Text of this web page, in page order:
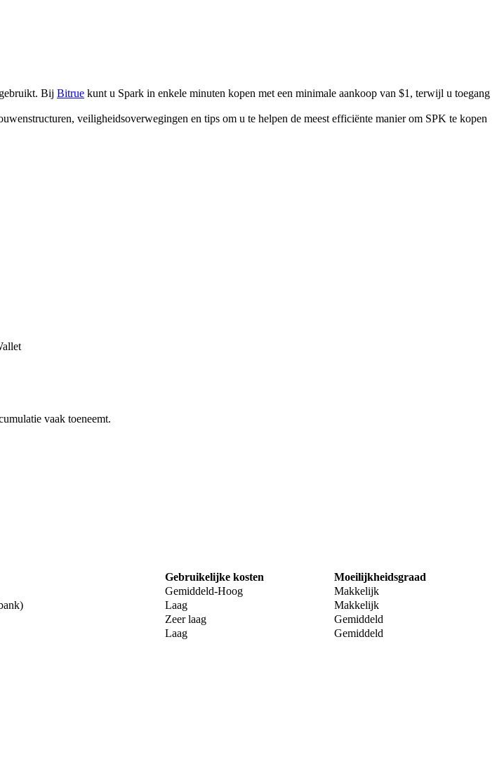
Bij Bitrue kunt u Spark in enkele minuten kopen met een minimale aankoop van $1, terwijl u toegang
veiligheidsoverwegingen en tips om u te helpen de meest efficiënte manier om SPK te kopen
vaak toeneemt.
Gebruikelijke kosten
Moeilijkheidsgraad
Gemiddeld-Hoog
Makkelijk
Laag
Makkelijk
Zeer laag
Gemiddeld
Laag Gemiddeld